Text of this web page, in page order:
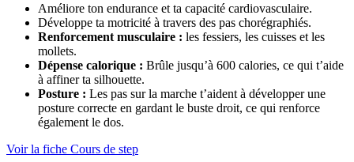
Améliore ton endurance et ta capacité cardiovasculaire.
Développe ta motricité à travers des pas chorégraphiés.
Renforcement musculaire : les fessiers, les cuisses et les
mollets.
Dépense calorique : Brûle jusqu’à 600 calories, ce qui t’aide
à affiner ta silhouette.
Posture : Les pas sur la marche t’aident à développer une
posture correcte en gardant le buste droit, ce qui renforce
également le dos.
Voir la fiche Cours de step